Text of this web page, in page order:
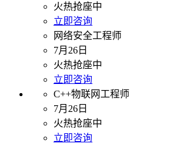
火热抢座中
立即咨询
网络安全工程师
7月26日
火热抢座中
立即咨询
C++物联网工程师
7月26日
火热抢座中
立即咨询